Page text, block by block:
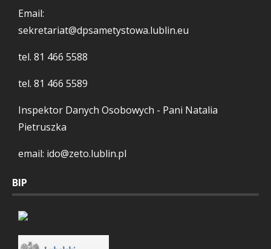
Email:
sekretariat@dpsametystowa.lublin.eu
tel. 81 466 5588
tel. 81 466 5589
Inspektor Danych Osobowych - Pani Natalia
Pietruszka
email: ido@zeto.lublin.pl
BIP